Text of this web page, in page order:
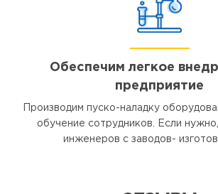
Обеспечим легкое
предприятие
Производим пуско-наладку
обучение сотрудников. Если
инженеров с заводов-